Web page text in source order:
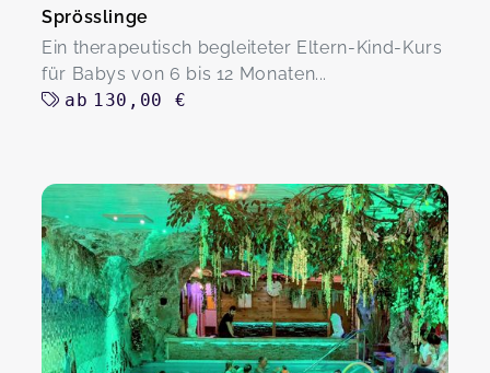
Sprösslinge
Ein therapeutisch begleiteter Eltern-Kind-Kurs
für Babys von 6 bis 12 Monaten...
ab 130,00 €